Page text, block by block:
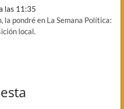
las 11:35
la pondré en La Semana Política:
local.